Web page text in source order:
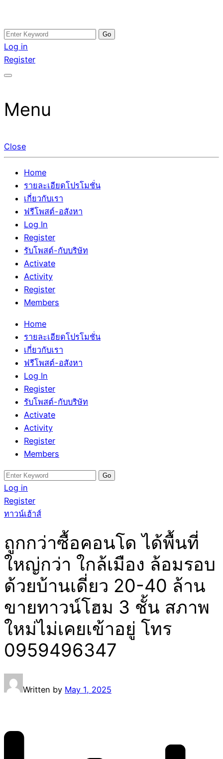
Skip
to
content
อสังหาโพสต์ รีวิวเยอะ รับจ้างโพสต์ขายบ้าน รับจ้างโพสต์อสัง
หา แตกต่างอย่างตั้งใจ รับรองผล อันดับ1 การโพสต์ขายอสังหา
กับทีมงานบริษัท บ้าน ที่ดิน คอนโด ติดGoogleหน้าแรกได้จริงๆ
รับจ้างโพสอสังหา ขายบ้าน อสังหาโพสต์ เชื่อถือได้จริง รับ
โพสต์ ที่ดิน กับทีมงานบริษัท ถูกและดีที่สุด ไม่มีค่านายหน้า
ขายได้จริงๆ ช่วยสร้างโอกาสในการขายได้มากกว่า ที่เดียว ที่
Search
for:
Log in
Register
Menu
Close
Home
รายละเอียดโปรโมชั่น
เกี่ยวกับเรา
ฟรีโพสต์-อสังหา
Log In
Register
รับโพสต์-กับบริษัท
Activate
Activity
Register
Members
Home
รายละเอียดโปรโมชั่น
เกี่ยวกับเรา
ฟรีโพสต์-อสังหา
Log In
Register
รับโพสต์-กับบริษัท
Activate
Activity
Register
Members
Search
for:
Log in
Register
ทาวน์เฮ้าส์
ถูกกว่าซื้อคอนโด ได้พื้นที่
ใหญ่กว่า ใกล้เมือง ล้อมรอบ
ด้วยบ้านเดี่ยว 20-40 ล้าน
ขายทาวน์โฮม 3 ชั้น สภาพ
ใหม่ไม่เคยเข้าอยู่ โทร
0959496347
Written by May 1, 2025